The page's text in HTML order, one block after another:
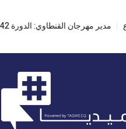
مدير مهرجان القنطاوي: الدورة 42 مهددة بسبب تأخر